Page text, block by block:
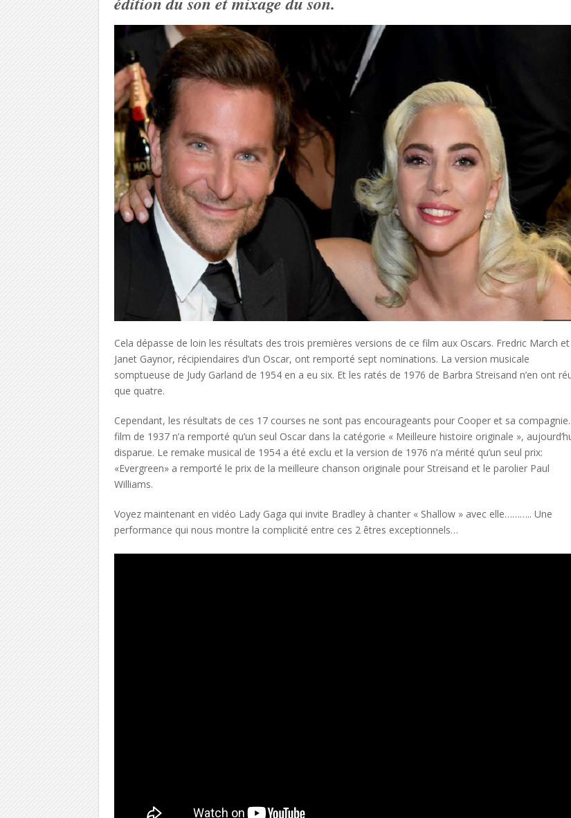
Cela dépasse de loin les résultats des trois premières versions de ce film aux Oscars. Fredric March et
Janet Gaynor, récipiendaires d’un Oscar, ont remporté sept nominations. La version musicale
somptueuse de Judy Garland de 1954 en a eu six. Et les ratés de 1976 de Barbra Streisand n’en ont
que quatre.
Cependant, les résultats de ces 17 courses ne sont pas encourageants pour Cooper et sa
film de 1937 n’a remporté qu’un seul Oscar dans la catégorie « Meilleure histoire originale »,
disparue. Le remake musical de 1954 a été exclu et la version de 1976 n’a mérité qu’un seul prix:
«Evergreen» a remporté le prix de la meilleure chanson originale pour Streisand et le parolier Paul
Williams.
Voyez maintenant en vidéo Lady Gaga qui invite Bradley à chanter « Shallow » avec elle……….. Une
performance qui nous montre la complicité entre ces 2 êtres exceptionnels…